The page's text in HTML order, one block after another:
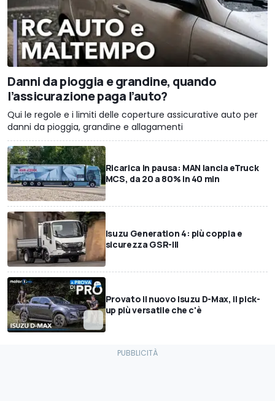
Danni da pioggia e grandine, quando
l’assicurazione paga l’auto?
Qui le regole e i limiti delle coperture assicurative auto per
danni da pioggia, grandine e allagamenti
Ricarica in pausa: MAN lancia eTruck
MCS, da 20 a 80% in 40 min
Isuzu Generation 4: più coppia e
sicurezza GSR-III
Provato il nuovo Isuzu D-Max, il pick-
up più versatile che c'è